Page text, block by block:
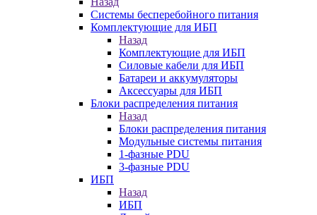
Системы бесперебойного питания
Комплектующие для ИБП
Назад
Комплектующие для ИБП
Силовые кабели для ИБП
Батареи и аккумуляторы
Аксессуары для ИБП
Блоки распределения питания
Назад
Блоки распределения питания
Модульные системы питания
1-фазные PDU
3-фазные PDU
ИБП
Назад
ИБП